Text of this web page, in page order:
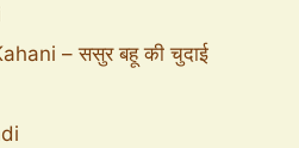
– ससुर बहू की चुदाई